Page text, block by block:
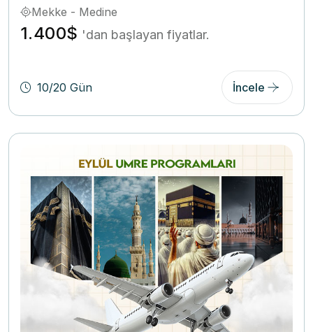
Mekke - Medine
1.400$ 'dan başlayan fiyatlar.
10/20 Gün İncele